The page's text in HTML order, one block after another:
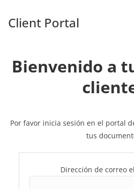
Client Portal
Bienvenido a
Por favor inicia sesión en el portal
tus
Dirección de correo